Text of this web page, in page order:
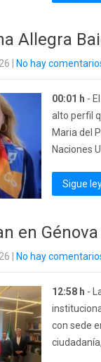
Allegra
No hay
00:01 h -
alto perfil
Maria del
Naciones
Sigue
en
No hay
12:58 h -
con sede